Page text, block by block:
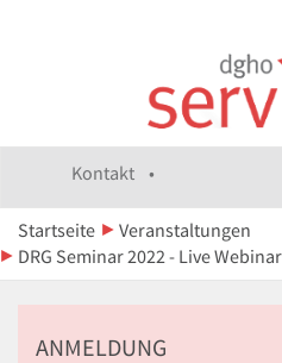
Kontakt •
Startseite
Veranstaltungen
DRG Seminar 2022 - Live Webinar
ANMELDUNG